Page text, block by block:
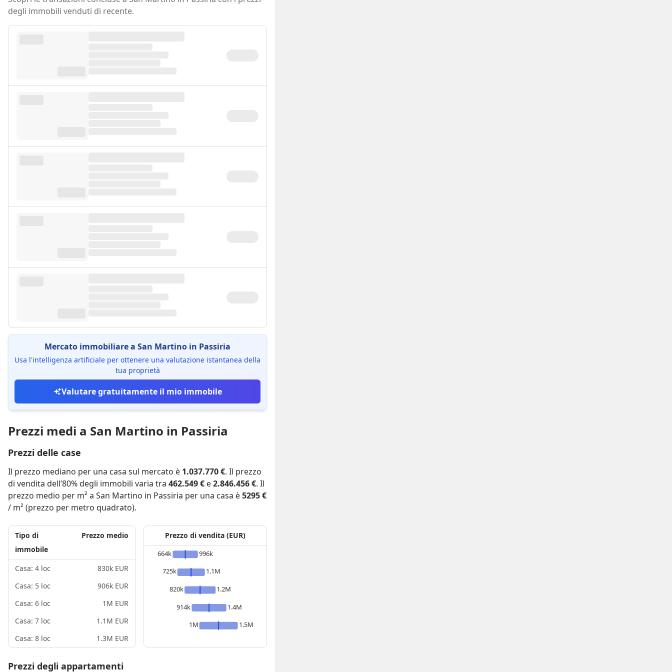
degli immobili venduti di recente.
Mercato immobiliare a San Martino in Passiria
Usa l'intelligenza artificiale per ottenere una valutazione istantanea della
tua proprietà
Valutare gratuitamente il mio immobile
Prezzi medi a San Martino in Passiria
Prezzi delle case
Il prezzo mediano per una casa sul mercato è 1.037.770 €. Il prezzo
di vendita dell’80% degli immobili varia tra 462.549 € e2.846.456 €. Il
prezzo medio per m² a San Martino in Passiria per una casa è5295 €
/ m² (prezzo per metro quadrato).
Tipo di
immobile
Prezzo medio
Casa: 4 loc
830k EUR
Casa: 5 loc
906k EUR
Casa: 6 loc
1M EUR
Casa: 7 loc
1.1M EUR
Casa: 8 loc
1.3M EUR
Prezzo di vendita (EUR)
664k
996k
725k
1.1M
820k
1.2M
914k
1.4M
1M
1.5M
Prezzi degli appartamenti